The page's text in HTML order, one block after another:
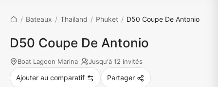
/ Bateaux / Thailand / Phuket / D50 Coupe De Antonio
D50 Coupe De Antonio
Boat Lagoon Marina Jusqu'à 12 invités
Ajouter au comparatif Partager